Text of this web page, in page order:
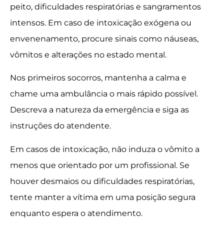
peito, dificuldades respiratórias e sangramentos
intensos. Em caso de intoxicação exógena ou
envenenamento, procure sinais como náuseas,
vômitos e alterações no estado mental.
Nos primeiros socorros, mantenha a calma e
chame uma ambulância o mais rápido possível.
Descreva a natureza da emergência e siga as
instruções do atendente.
Em casos de intoxicação, não induza o vômito a
menos que orientado por um profissional. Se
houver desmaios ou dificuldades respiratórias,
tente manter a vítima em uma posição segura
enquanto espera o atendimento.